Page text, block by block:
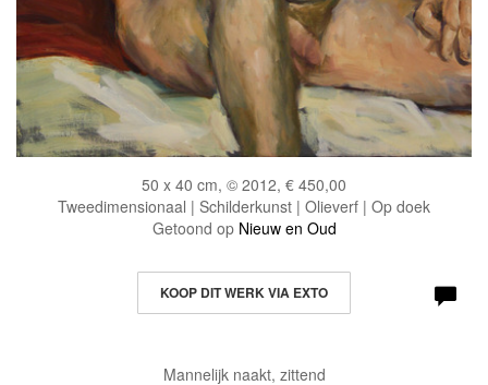
50 x 40 cm, © 2012, € 450,00
Tweedimensionaal | Schilderkunst | Olieverf | Op doek
Getoond op Nieuw en Oud
KOOP DIT WERK VIA EXTO
Mannelijk naakt, zittend